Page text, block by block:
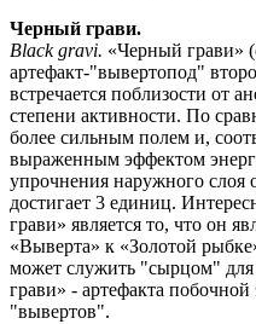
Черный грави.
Black gravi. «Черный грави»
артефакт-"вывертопод"
встречается поблизости от
степени активности. По
более сильным полем и,
выраженным эффектом
упрочнения наружного слоя
достигает 3 единиц.
грави» является то, что он
«Выверта» к «Золотой
может служить "сырцом" для
грави» - артефакта
"вывертов".